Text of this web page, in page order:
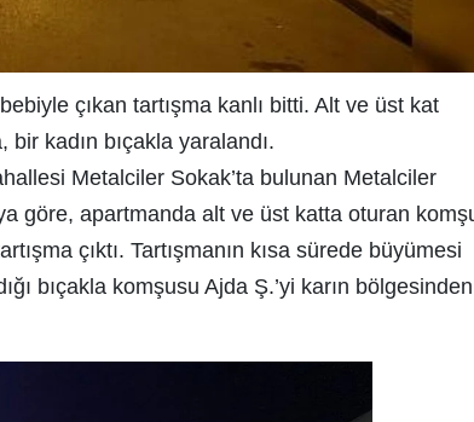
çıkan tartışma kanlı bitti. Alt ve üst kat
kadın bıçakla yaralandı.
Metalciler Sokak’ta bulunan Metalciler
göre, apartmanda alt ve üst katta oturan
çıktı. Tartışmanın kısa sürede büyümesi
bıçakla komşusu Ajda Ş.’yi karın bölgesinden